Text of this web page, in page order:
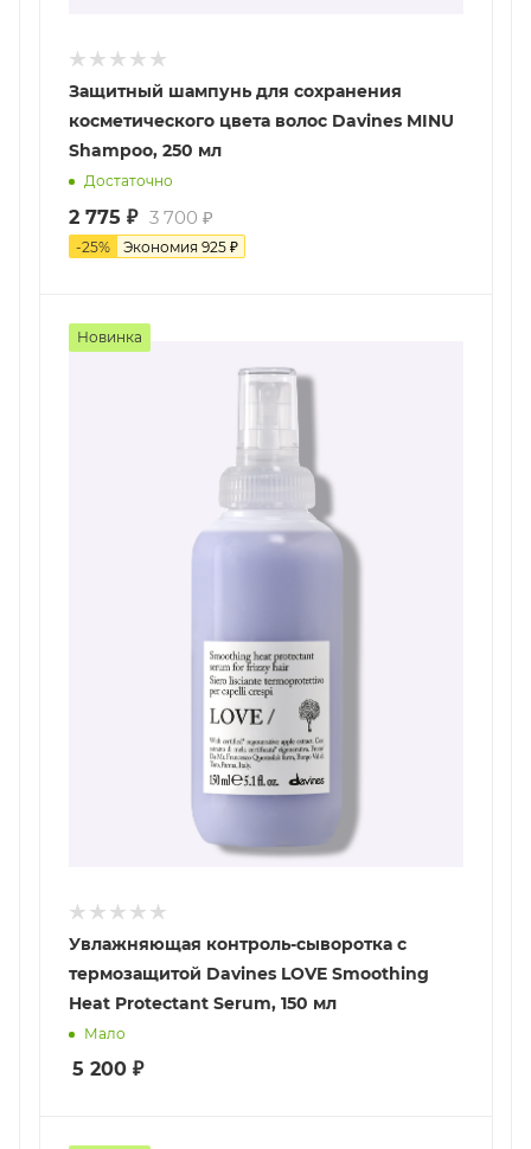
Защитный шампунь для сохранения
косметического цвета волос Davines MINU
Shampoo, 250 мл
Достаточно
2 775 ₽ 3 700 ₽
-25% Экономия 925 ₽
Новинка
Увлажняющая контроль-сыворотка с
термозащитой Davines LOVE Smoothing
Heat Protectant Serum, 150 мл
Мало
5 200 ₽